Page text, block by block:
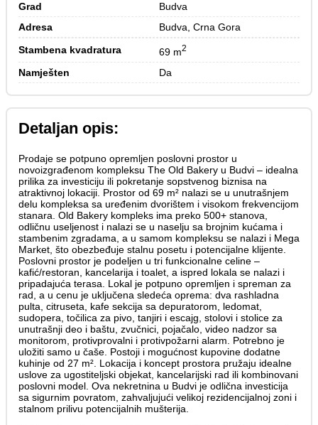
Grad
Budva
Adresa
Budva, Crna Gora
Stambena kvadratura 69 m2
Namješten Da
Detaljan opis:
Prodaje se potpuno opremljen poslovni prostor u
novoizgrađenom kompleksu The Old Bakery u Budvi – idealna
prilika za investiciju ili pokretanje sopstvenog biznisa na
atraktivnoj lokaciji. Prostor od 69 m² nalazi se u unutrašnjem
delu kompleksa sa uređenim dvorištem i visokom frekvencijom
stanara. Old Bakery kompleks ima preko 500+ stanova,
odličnu useljenost i nalazi se u naselju sa brojnim kućama i
stambenim zgradama, a u samom kompleksu se nalazi i Mega
Market, što obezbeđuje stalnu posetu i potencijalne klijente.
Poslovni prostor je podeljen u tri funkcionalne celine –
kafić/restoran, kancelarija i toalet, a ispred lokala se nalazi i
pripadajuća terasa. Lokal je potpuno opremljen i spreman za
rad, a u cenu je uključena sledeća oprema: dva rashladna
pulta, citruseta, kafe sekcija sa depuratorom, ledomat,
sudopera, točilica za pivo, tanjiri i escajg, stolovi i stolice za
unutrašnji deo i baštu, zvučnici, pojačalo, video nadzor sa
monitorom, protivprovalni i protivpožarni alarm. Potrebno je
uložiti samo u čaše. Postoji i mogućnost kupovine dodatne
kuhinje od 27 m². Lokacija i koncept prostora pružaju idealne
uslove za ugostiteljski objekat, kancelarijski rad ili kombinovani
poslovni model. Ova nekretnina u Budvi je odlična investicija
sa sigurnim povratom, zahvaljujući velikoj rezidencijalnoj zoni i
stalnom prilivu potencijalnih mušterija.